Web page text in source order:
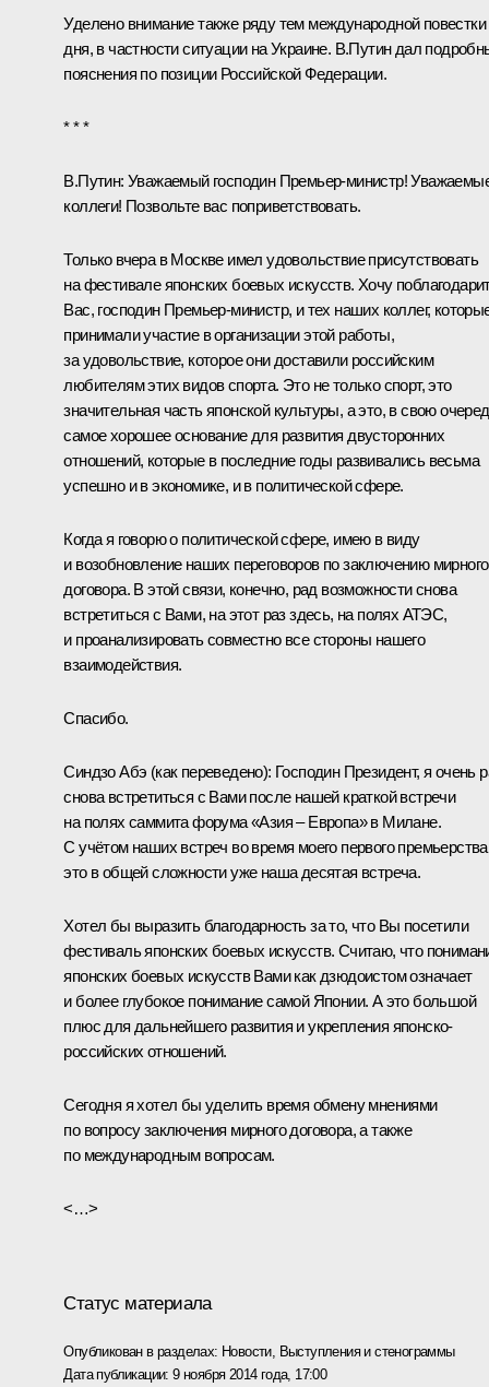
Уделено внимание также ряду тем международной повестки
дня, в частности ситуации на Украине. В.Путин дал
пояснения по позиции Российской Федерации.
* * *
В.Путин: Уважаемый господин Премьер-министр!
коллеги! Позвольте вас поприветствовать.
Только вчера в Москве имел удовольствие присутствовать
на фестивале японских боевых искусств. Хочу
Вас, господин Премьер-министр, и тех наших коллег,
принимали участие в организации этой работы,
за удовольствие, которое они доставили российским
любителям этих видов спорта. Это не только спорт, это
значительная часть японской культуры, а это, в свою
самое хорошее основание для развития двусторонних
отношений, которые в последние годы развивались весьма
успешно и в экономике, и в политической сфере.
Когда я говорю о политической сфере, имею в виду
и возобновление наших переговоров по заключению мирного
договора. В этой связи, конечно, рад возможности снова
встретиться с Вами, на этот раз здесь, на полях АТЭС,
и проанализировать совместно все стороны нашего
взаимодействия.
Спасибо.
Синдзо Абэ (как переведено): Господин Президент, я очень
снова встретиться с Вами после нашей краткой встречи
на полях саммита форума «Азия – Европа» в Милане.
С учётом наших встреч во время моего первого премьерства
это в общей сложности уже наша десятая встреча.
Хотел бы выразить благодарность за то, что Вы посетили
фестиваль японских боевых искусств. Считаю, что
японских боевых искусств Вами как дзюдоистом означает
и более глубокое понимание самой Японии. А это большой
плюс для дальнейшего развития и укрепления японско-
российских отношений.
Сегодня я хотел бы уделить время обмену мнениями
по вопросу заключения мирного договора, а также
по международным вопросам.
<…>
Статус материала
Опубликован в разделах: Новости, Выступления и стенограммы
Дата публикации:9 ноября 2014 года, 17:00